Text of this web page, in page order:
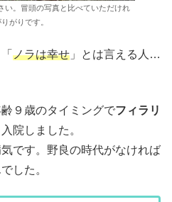
い。冒頭の写真と比べていただけれ
がりです。
ノラは幸せ 」とは言える人…
９歳のタイミングでフィラリ
院しました。
です。野良の時代がなければ
した。